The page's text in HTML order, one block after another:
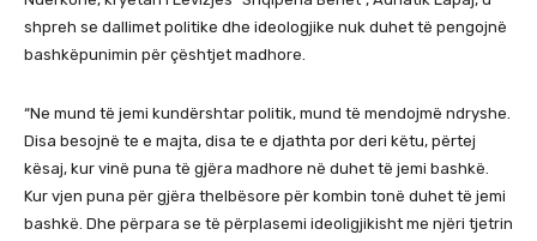
shpreh se dallimet politike dhe ideologjike nuk duhet të pengojnë
bashkëpunimin për çështjet madhore.
“Ne mund të jemi kundërshtar politik, mund të mendojmë ndryshe.
Disa besojnë te e majta, disa te e djathta por deri këtu, përtej
kësaj, kur vinë puna të gjëra madhore në duhet të jemi bashkë.
Kur vjen puna për gjëra thelbësore për kombin tonë duhet të jemi
bashkë. Dhe përpara se të përplasemi ideoligjikisht me njëri tjetrin